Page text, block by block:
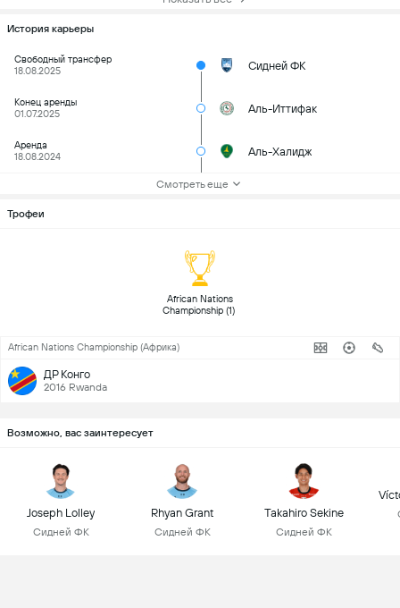
История карьеры
Свободный трансфер
18.08.2025
Сидней ФК
Конец аренды
01.07.2025
Аль-Иттифак
Аренда
18.08.2024
Аль-Халидж
Смотреть еще
Трофеи
African Nations
African Nations Championship (Африка)
ДР Конго
2016 Rwanda
Возможно, вас заинтересует
Joseph Lolley
Сидней ФК
Rhyan Grant
Сидней ФК
Takahiro Sekine
Сидней ФК